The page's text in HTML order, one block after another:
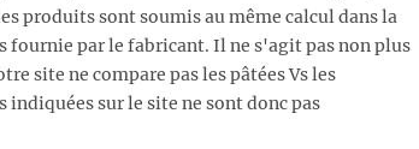
produits sont soumis au même calcul dans la
par le fabricant. Il ne s'agit pas non plus
site ne compare pas les pâtées Vs les
sur le site ne sont donc pas